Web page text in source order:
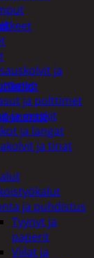
ja
ja polttimet
ja maskit
ja langat
ja tinat
ja puhdistus
Tyynyt ja
paperit
Viilat ja